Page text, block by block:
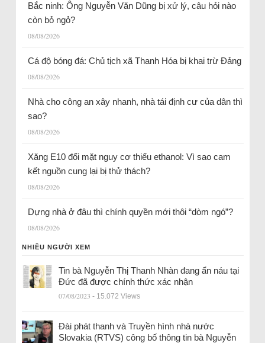
Bắc ninh: Ông Nguyễn Văn Dũng bị xử lý, câu hỏi nào
còn bỏ ngỏ?
08/08/2026
Cá độ bóng đá: Chủ tịch xã Thanh Hóa bị khai trừ Đảng
08/08/2026
Nhà cho công an xây nhanh, nhà tái định cư của dân thì
sao?
08/08/2026
Xăng E10 đối mặt nguy cơ thiếu ethanol: Vì sao cam
kết nguồn cung lại bị thử thách?
08/08/2026
Dựng nhà ở đâu thì chính quyền mới thôi “dòm ngó”?
08/08/2026
NHIỀU NGƯỜI XEM
Tin bà Nguyễn Thị Thanh Nhàn đang ẩn náu tại
Đức đã được chính thức xác nhận
07/08/2023 - 15.072 Views
Đài phát thanh và Truyền hình nhà nước
Slovakia (RTVS) công bố thông tin bà Nguyễn